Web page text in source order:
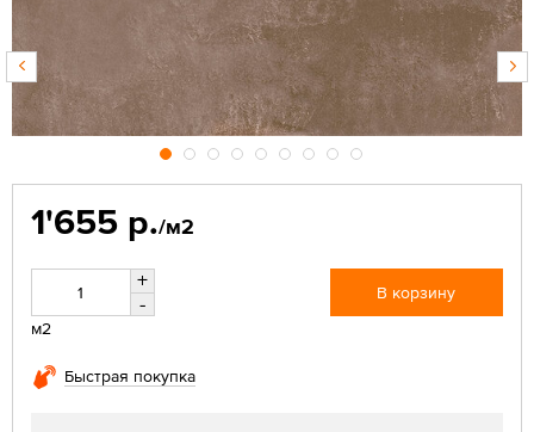
1'655 р./м2
+
-
м2
В корзину
Быстрая покупка